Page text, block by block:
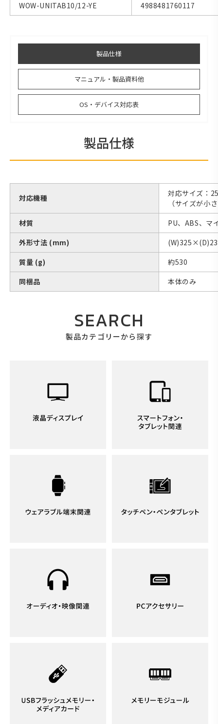
WOW-UNITAB10/12-YE
4988481760117
製品仕様
マニュアル・製品資料他
OS・デバイス対応表
製品仕様
対応機種
対応サイズ：
（サイズが小
材質
PU、ABS、マ
外形寸法 (mm)
質量 (g)
約530
同梱品
本体のみ
SEARCH
製品カテゴリーから探す